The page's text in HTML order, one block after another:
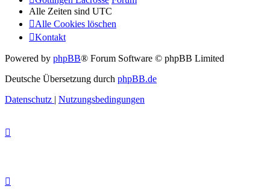
Alle Zeiten sind UTC
Alle Cookies löschen
Kontakt
Powered by phpBB® Forum Software © phpBB Limited
Deutsche Übersetzung durch phpBB.de
Datenschutz | Nutzungsbedingungen